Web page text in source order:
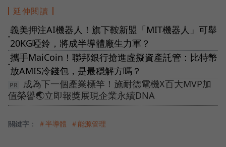
延伸閱讀
●
義美押注AI機器人！旗下鞍新盟「MIT機器人」可舉
20KG啞鈴，將成半導體廠生力軍？
●
攜手MaiCoin！聯邦銀行搶進虛擬資產託管：比特幣
放AMIS冷錢包，是最穩解方嗎？
成為下一個產業標竿！施耐德電機X百大MVP加
值榮譽🌏立即報獎展現企業永續DNA
關鍵字： ＃半導體 ＃能源管理